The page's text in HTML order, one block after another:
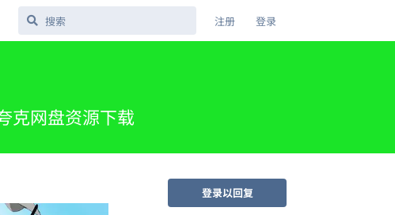
注册 登录
克网盘资源下载
登录以回复